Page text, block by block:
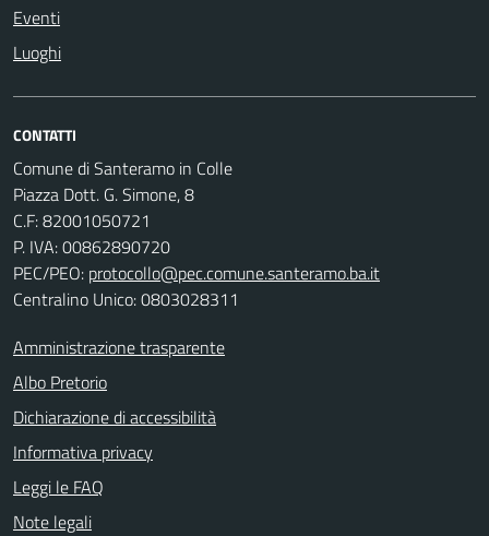
Eventi
Luoghi
CONTATTI
Comune di Santeramo in Colle
Piazza Dott. G. Simone, 8
C.F:82001050721
P. IVA:00862890720
PEC/PEO: protocollo@pec.comune.santeramo.ba.it
Centralino Unico: 0803028311
Amministrazione trasparente
Albo Pretorio
Dichiarazione di accessibilità
Informativa privacy
Leggi le FAQ
Note legali